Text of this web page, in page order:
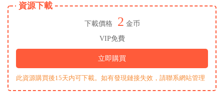
資源下載
下載價格 2 金币
VIP免費
立即購買
此資源購買後15天内可下載。如有發現鏈接失效，請聯系網站管理